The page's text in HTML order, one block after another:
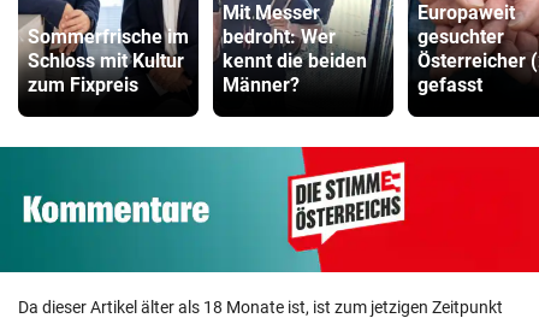
Sommerfrische im
Schloss mit Kultur
zum Fixpreis
Mit Messer
bedroht: Wer
kennt die beiden
Männer?
Europaweit
gesuchter
Österreicher
gefasst
Da dieser Artikel älter als 18 Monate ist, ist zum jetzigen Zeitpunkt